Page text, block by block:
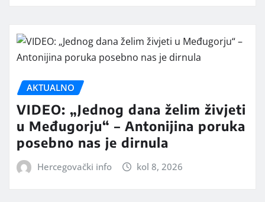
AKTUALNO
VIDEO: „Jednog dana želim živjeti
u Međugorju“ – Antonijina poruka
posebno nas je dirnula
Hercegovački info kol 8, 2026